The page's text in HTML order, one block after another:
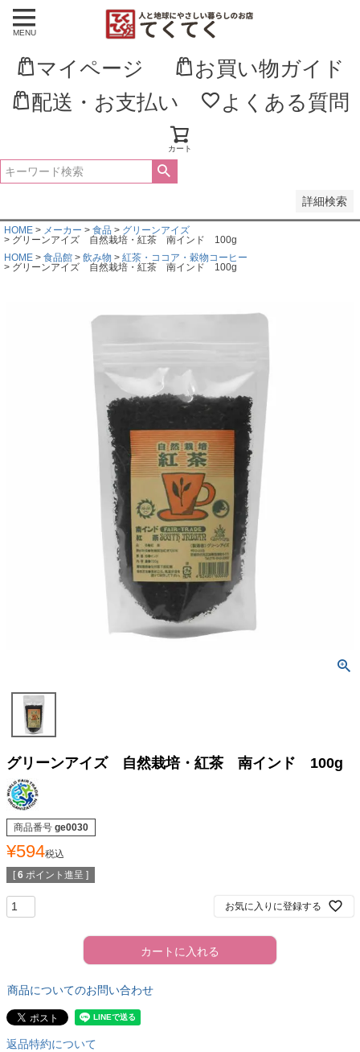
MENU
マイページ
お買い物ガイド
配送・お支払い
よくある質問
カート
詳細検索
新着順
登録順
価格が高い順
優先度順
HOME メーカー 食品
グリーンアイズ
グリーンアイズ 自然栽培・紅茶 南インド 100g
HOME
食品館 飲み物
紅茶・ココア・穀物コーヒー
グリーンアイズ 自然栽培・紅茶 南インド 100g
グリーンアイズ 自然栽培・紅茶 南インド 100g
商品番号 ge0030
¥594税込
[ 6 ポイント進呈 ]
お気に入りに登録する
カートに入れる
商品についてのお問い合わせ
返品特約について